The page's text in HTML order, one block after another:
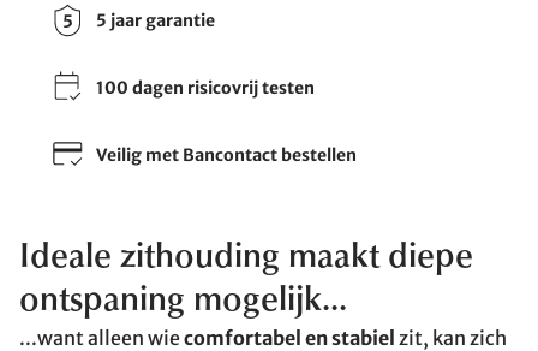
5 jaar garantie
100 dagen risicovrij testen
Veilig met Bancontact bestellen
Ideale zithouding maakt diepe
ontspaning mogelijk...
...want alleen wiecomfortabel en stabiel zit, kan zich